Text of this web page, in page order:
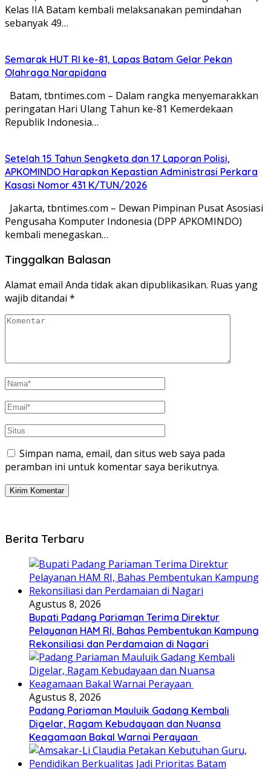
Kelas IIA Batam kembali melaksanakan pemindahan
sebanyak 49…
Semarak HUT RI ke-81, Lapas Batam Gelar Pekan
Olahraga Narapidana
Batam, tbntimes.com – Dalam rangka menyemarakkan
peringatan Hari Ulang Tahun ke-81 Kemerdekaan
Republik Indonesia…
Setelah 15 Tahun Sengketa dan 17 Laporan Polisi,
APKOMINDO Harapkan Kepastian Administrasi Perkara
Kasasi Nomor 431 K/TUN/2026
Jakarta, tbntimes.com – Dewan Pimpinan Pusat Asosiasi
Pengusaha Komputer Indonesia (DPP APKOMINDO)
kembali menegaskan…
Tinggalkan Balasan
Alamat email Anda tidak akan dipublikasikan. Ruas yang
wajib ditandai *
Simpan nama, email, dan situs web saya pada
peramban ini untuk komentar saya berikutnya.
Berita Terbaru
Agustus 8, 2026
Bupati Padang Pariaman Terima Direktur
Pelayanan HAM RI, Bahas Pembentukan Kampung
Rekonsiliasi dan Perdamaian di Nagari
Agustus 8, 2026
Padang Pariaman Mauluik Gadang Kembali
Digelar, Ragam Kebudayaan dan Nuansa
Keagamaan Bakal Warnai Perayaan ‎